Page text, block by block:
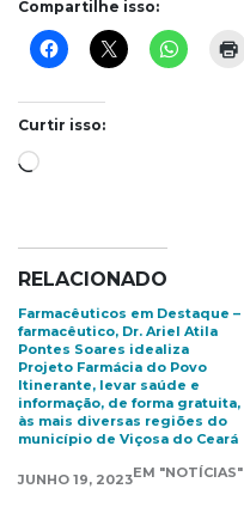
Compartilhe isso:
Curtir isso:
Carregando...
RELACIONADO
Farmacêuticos em Destaque –
farmacêutico, Dr. Ariel Atila
Pontes Soares idealiza
Projeto Farmácia do Povo
Itinerante, levar saúde e
informação, de forma gratuita,
às mais diversas regiões do
município de Viçosa do Ceará
JUNHO 19, 2023EM "NOTÍCIAS"